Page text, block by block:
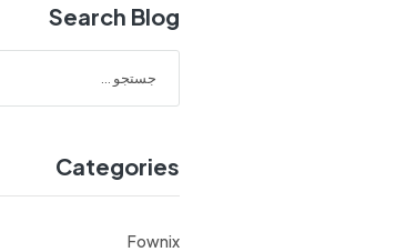
Search Blog
Categories
Fownix